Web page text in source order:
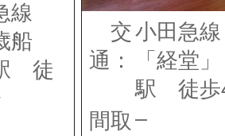
線
船
徒
交
通：
小田急線
「経堂」
駅 徒歩
間取 –